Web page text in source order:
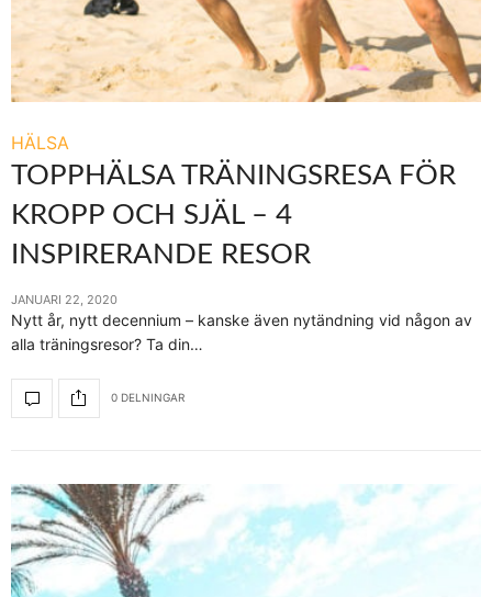
HÄLSA
TOPPHÄLSA TRÄNINGSRESA FÖR
KROPP OCH SJÄL – 4
INSPIRERANDE RESOR
JANUARI 22, 2020
Nytt år, nytt decennium – kanske även nytändning vid någon av
alla träningsresor? Ta din…
0 DELNINGAR